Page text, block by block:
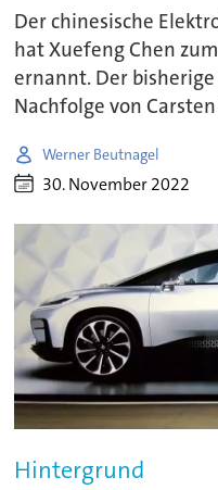
Der chinesische
hat Xuefeng Chen
ernannt. Der
Nachfolge von
Werner Beutnagel
30. November 2022
Hintergrund